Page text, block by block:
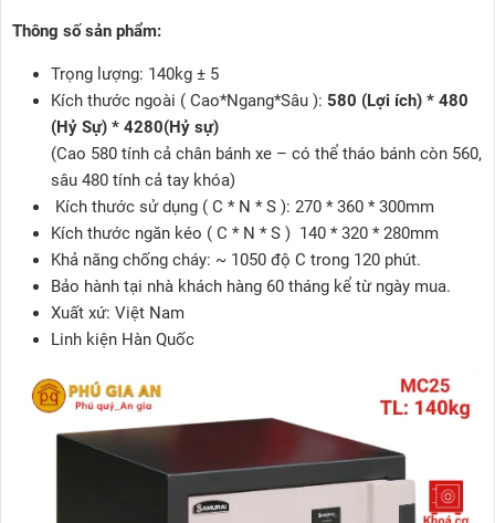
Thông số sản phẩm:
Trọng lượng: 140kg ± 5
Kích thước ngoài ( Cao*Ngang*Sâu ): 580 (Lợi ích) * 480
(Hỷ Sự) * 4280(Hỷ sự)
(Cao 580 tính cả chân bánh xe – có thể tháo bánh còn 560,
sâu 480 tính cả tay khóa)
Kích thước sử dụng ( C * N * S ): 270 * 360 * 300mm
Kích thước ngăn kéo ( C * N * S ) 140 * 320 * 280mm
Khả năng chống cháy: ~ 1050 độ C trong 120 phút.
Bảo hành tại nhà khách hàng 60 tháng kể từ ngày mua.
Xuất xứ: Việt Nam
Linh kiện Hàn Quốc